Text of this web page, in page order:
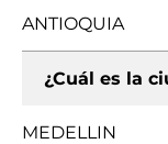
ANTIOQUIA
¿Cuál es la
MEDELLIN